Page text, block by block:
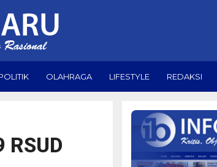
OLAHRAGA LIFESTYLE REDAKSI